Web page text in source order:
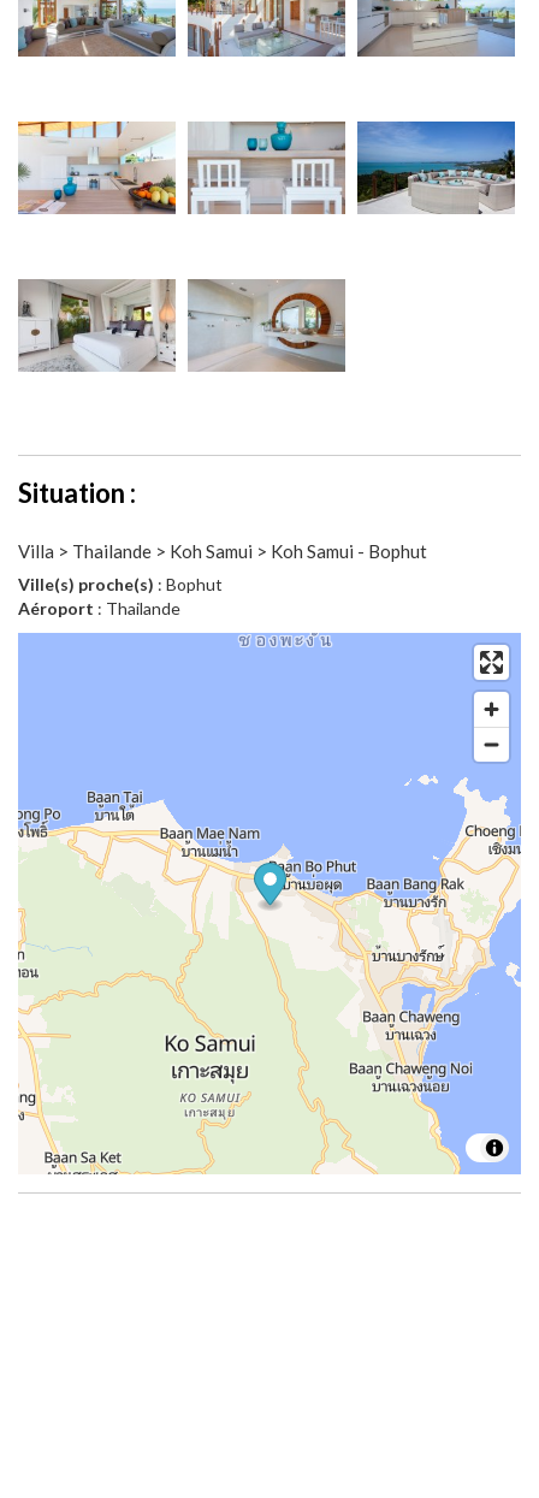
Situation :
Villa > Thailande > Koh Samui > Koh Samui - Bophut
Ville(s) proche(s) : Bophut
Aéroport : Thailande